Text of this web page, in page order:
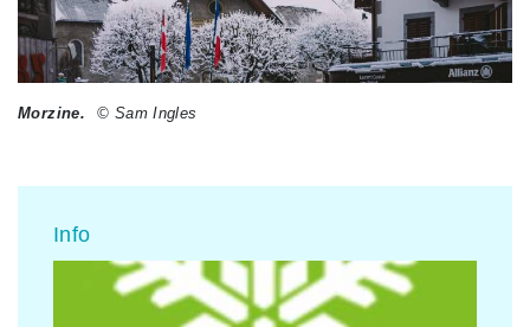
Morzine. © Sam Ingles
Info